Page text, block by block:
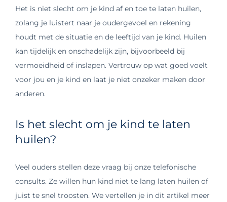
Het is niet slecht om je kind af en toe te laten huilen,
zolang je luistert naar je oudergevoel en rekening
houdt met de situatie en de leeftijd van je kind. Huilen
kan tijdelijk en onschadelijk zijn, bijvoorbeeld bij
vermoeidheid of inslapen. Vertrouw op wat goed voelt
voor jou en je kind en laat je niet onzeker maken door
anderen.
Is het slecht om je kind te laten
huilen?
Veel ouders stellen deze vraag bij onze telefonische
consults. Ze willen hun kind niet te lang laten huilen of
juist te snel troosten. We vertellen je in dit artikel meer